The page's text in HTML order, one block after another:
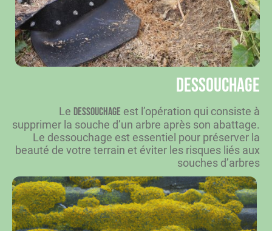
Dessouchage
Le dessouchage est l’opération qui consiste à
supprimer la souche d’un arbre après son abattage.
Le dessouchage est essentiel pour préserver la
beauté de votre terrain et éviter les risques liés aux
souches d’arbres